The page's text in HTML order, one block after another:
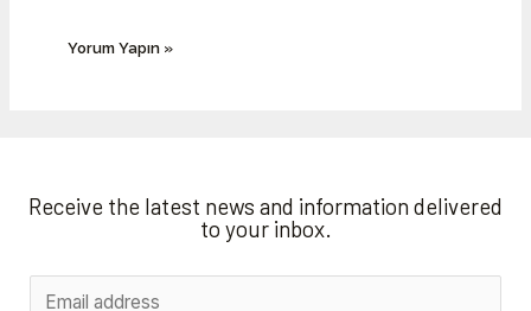
Receive the latest news and information delivered
to your inbox.